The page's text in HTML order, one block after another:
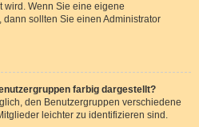
wird. Wenn Sie eine eigene
sollten Sie einen Administrator
farbig dargestellt?
den Benutzergruppen verschiedene
leichter zu identifizieren sind.